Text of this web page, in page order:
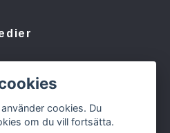
cookies. Du
om du vill fortsätta.